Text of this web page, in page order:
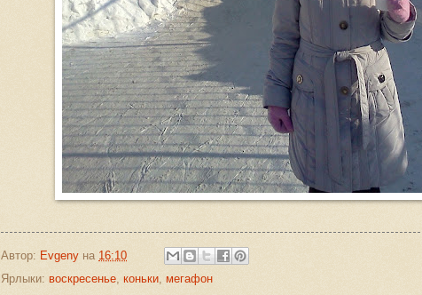
Автор: Evgeny на 16:10
Ярлыки: воскресенье, коньки, мегафон